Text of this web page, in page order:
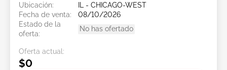
Ubicación:
IL - CHICAGO-WEST
Fecha de venta:
08/10/2026
Estado de la
oferta:
No has ofertado
Oferta actual:
$0